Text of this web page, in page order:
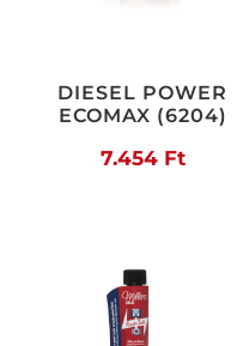
DIESEL POWER
ECOMAX (6204)
7.454 Ft